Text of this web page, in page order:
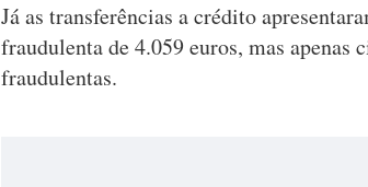
Já as transferências a crédito
fraudulenta de 4.059 euros, mas apenas
fraudulentas.